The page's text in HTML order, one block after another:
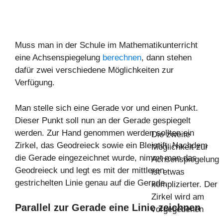
Muss man in der Schule im Mathematikunterricht
eine Achsenspiegelung berechnen, dann stehen
dafür zwei verschiedene Möglichkeiten zur
Verfügung.
Man stelle sich eine Gerade vor und einen Punkt.
Dieser Punkt soll nun an der Gerade gespiegelt
werden. Zur Hand genommen werden sollten ein
Zirkel, das Geodreieck sowie ein Bleistift. Nachdem
die Gerade eingezeichnet wurde, nimmt man das
Geodreieck und legt es mit der mittleren
gestrichelten Linie genau auf die Gerade.
Parallel zur Gerade eine Linie zeichnen
Die zweite
Möglichkeit zur
Achsenspiegelung
ist etwas
komplizierter. Der
Zirkel wird am
vorgegebenen